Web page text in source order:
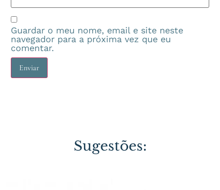
Guardar o meu nome, email e site neste
navegador para a próxima vez que eu
comentar.
Sugestões: